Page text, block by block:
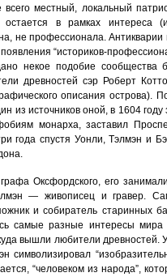
местный, локальный
в рамках интереса
не профессионала.
“историков-
некое подобие сообщества
древностей сэр Роберт
описания острова).
из источников оной, в 1604
монарха, заставил
года спустя Уонли, Тэлмэн и
Оксфордского, его
— живописец и гравер.
и собиратель старинных
самые разные интересы
вышли любители
символизировал
“человеком из народа”,